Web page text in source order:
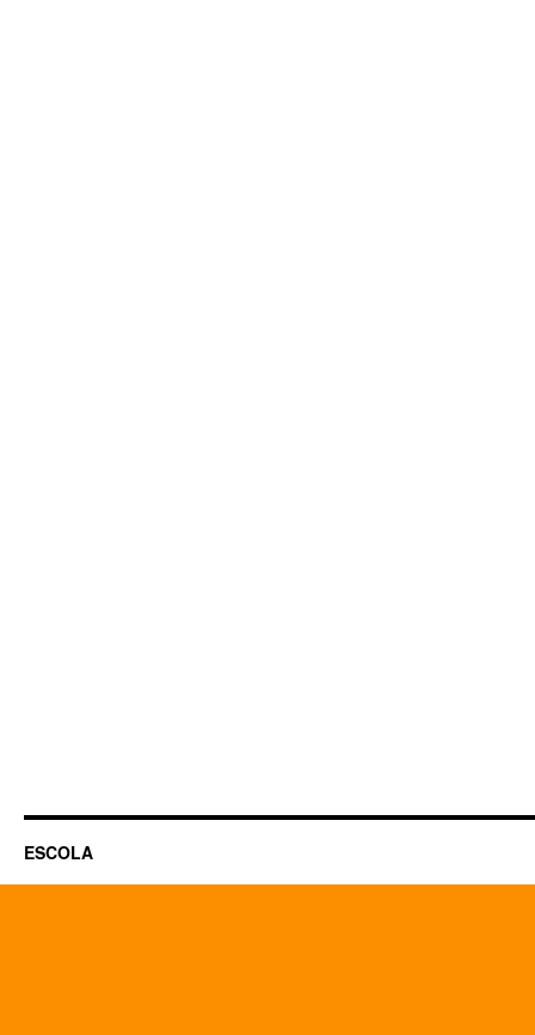
ESCOLA